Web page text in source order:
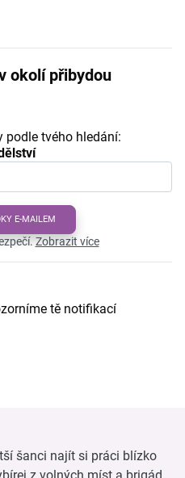
okolí přibydou
podle tvého hledání:
E-MAILEM
Zobrazit více
tě notifikací
šanci najít si práci blízko
z volných míst a brigád